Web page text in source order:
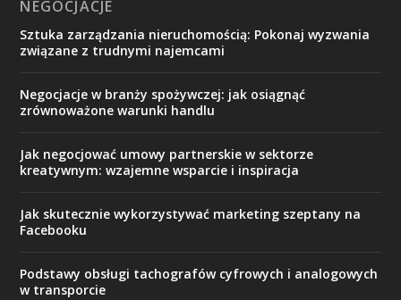
NEGOCJACJE
Sztuka zarządzania nieruchomością: Pokonaj wyzwania
związane z trudnymi najemcami
Negocjacje w branży spożywczej: jak osiągnąć
zrównoważone warunki handlu
Jak negocjować umowy partnerskie w sektorze
kreatywnym: wzajemne wsparcie i inspiracja
Jak skutecznie wykorzystywać marketing szeptany na
Facebooku
Podstawy obsługi tachografów cyfrowych i analogowych
w transporcie